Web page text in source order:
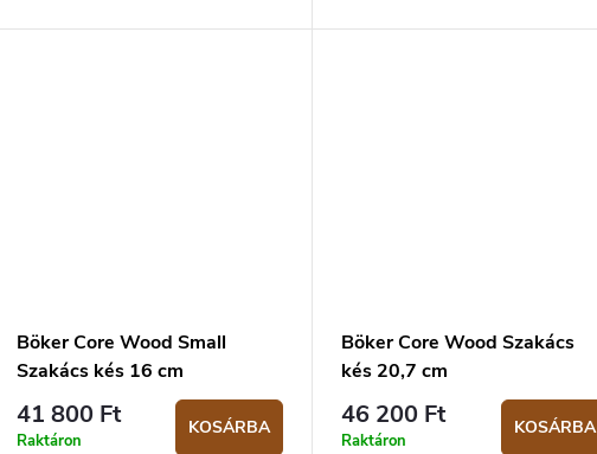
Böker Core Wood Small
Szakács kés 16 cm
41 800 Ft
Raktáron
KOSÁRBA
Böker Core Wood Szakács
kés 20,7 cm
46 200 Ft
Raktáron
KOSÁRBA